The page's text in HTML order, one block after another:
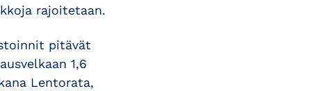
rajoitetaan.
pitävät
1,6
Lentorata,